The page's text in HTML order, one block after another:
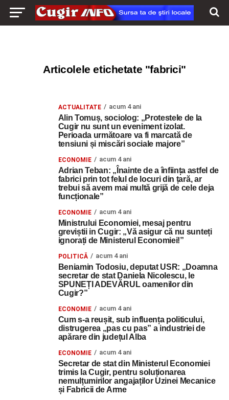
Articolele etichetate "fabrici"
ACTUALITATE acum 4 ani
Alin Tomuș, sociolog: „Protestele de la
Cugir nu sunt un eveniment izolat.
Perioada următoare va fi marcată de
tensiuni și miscări sociale majore”
ECONOMIE acum 4 ani
Adrian Teban: „Înainte de a înființa astfel de
fabrici prin tot felul de locuri din țară, ar
trebui să avem mai multă grijă de cele deja
funcționale”
ECONOMIE acum 4 ani
Ministrului Economiei, mesaj pentru
greviștii in Cugir: „Vă asigur că nu sunteți
ignorați de Ministerul Economiei!”
POLITICĂ acum 4 ani
Beniamin Todosiu, deputat USR: „Doamna
secretar de stat Daniela Nicolescu, le
SPUNEȚI ADEVĂRUL oamenilor din
Cugir?”
ECONOMIE acum 4 ani
Cum s-a reușit, sub influența politicului,
distrugerea „pas cu pas” a industriei de
apărare din județul Alba
ECONOMIE acum 4 ani
Secretar de stat din Ministerul Economiei
trimis la Cugir, pentru soluționarea
nemulțumirilor angajaților Uzinei Mecanice
și Fabricii de Arme